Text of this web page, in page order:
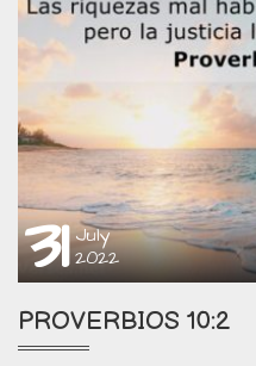
31 July
2022
PROVERBIOS 10:2